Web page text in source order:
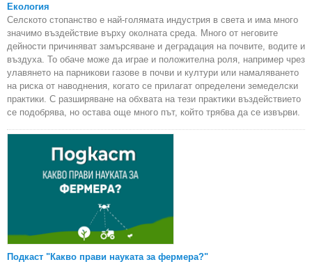
Екология
Селското стопанство е най-голямата индустрия в света и има много
значимо въздействие върху околната среда. Много от неговите
дейности причиняват замърсяване и деградация на почвите, водите и
въздуха. То обаче може да играе и положителна роля, например чрез
улавянето на парникови газове в почви и култури или намаляването
на риска от наводнения, когато се прилагат определени земеделски
практики. С разширяване на обхвата на тези практики въздействието
се подобрява, но остава още много път, който трябва да се извърви.
Подкаст "Какво прави науката за фермера?"